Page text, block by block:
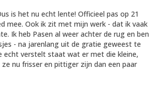
is het nu echt lente! Officieel pas op 21
mee. Ook ik zit met mijn werk - dat ik vaak
Ik heb Pasen al weer achter de rug en ben
- na jarenlang uit de gratie geweest te
echt verstelt staat wat er met die kleine,
nu frisser en pittiger zijn dan een paar